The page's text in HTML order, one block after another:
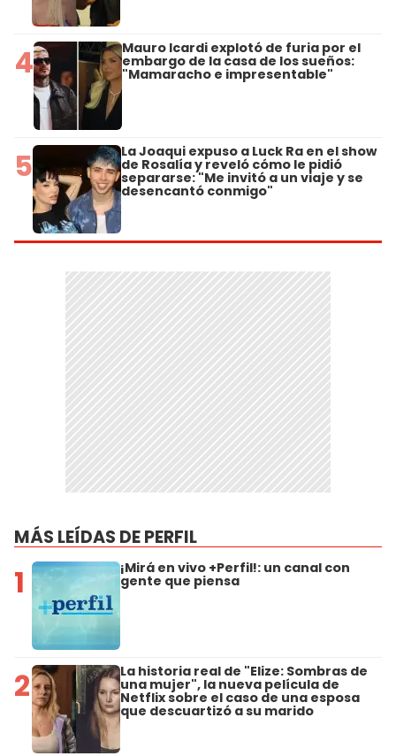
4 Mauro Icardi explotó de furia por el
embargo de la casa de los sueños:
"Mamaracho e impresentable"
5 La Joaqui expuso a Luck Ra en el show
de Rosalía y reveló cómo le pidió
separarse: "Me invitó a un viaje y se
desencantó conmigo"
MÁS LEÍDAS DE PERFIL
1 ¡Mirá en vivo +Perfil!: un canal con
gente que piensa
2 La historia real de "Elize: Sombras de
una mujer", la nueva película de
Netflix sobre el caso de una esposa
que descuartizó a su marido